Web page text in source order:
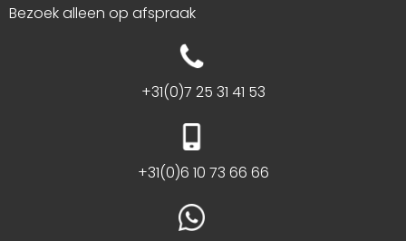
Bezoek alleen op afspraak
+31(0)7 25 31 41 53
+31(0)6 10 73 66 66